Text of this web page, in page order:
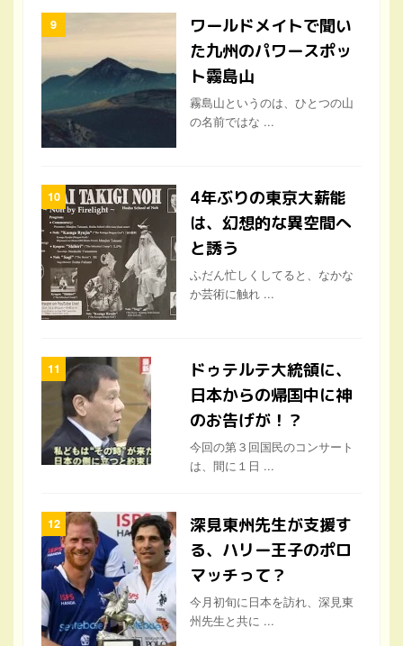
ワールドメイトで聞い
た九州のパワースポッ
ト霧島山
霧島山というのは、ひとつの山
の名前ではな ...
4年ぶりの東京大薪能
は、幻想的な異空間へ
と誘う
ふだん忙しくしてると、なかな
か芸術に触れ ...
ドゥテルテ大統領に、
日本からの帰国中に神
のお告げが！？
今回の第３回国民のコンサート
は、間に１日 ...
深見東州先生が支援す
る、ハリー王子のポロ
マッチって？
今月初旬に日本を訪れ、深見東
州先生と共に ...